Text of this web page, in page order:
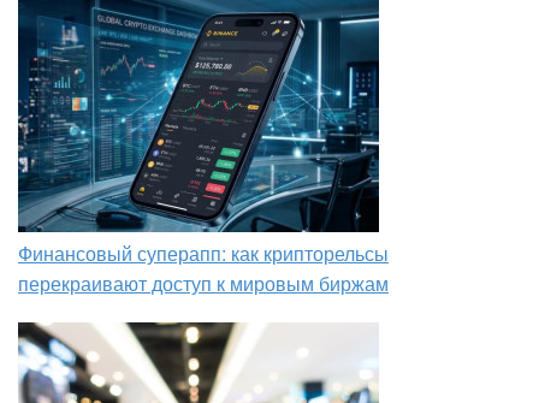
Финансовый суперапп: как крипторельсы
перекраивают доступ к мировым биржам